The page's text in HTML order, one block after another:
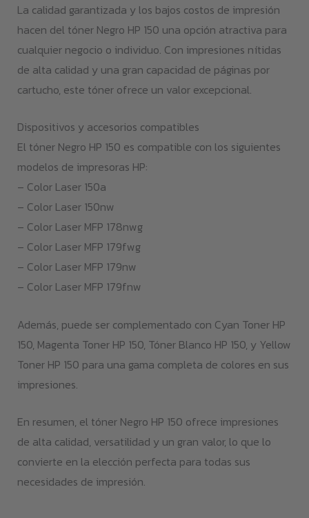
La calidad garantizada y los bajos costos de impresión
hacen del tóner Negro HP 150 una opción atractiva para
cualquier negocio o individuo. Con impresiones nítidas
de alta calidad y una gran capacidad de páginas por
cartucho, este tóner ofrece un valor excepcional.
Dispositivos y accesorios compatibles
El tóner Negro HP 150 es compatible con los siguientes
modelos de impresoras HP:
– Color Laser 150a
– Color Laser 150nw
– Color Laser MFP 178nwg
– Color Laser MFP 179fwg
– Color Laser MFP 179nw
– Color Laser MFP 179fnw
Además, puede ser complementado con Cyan Toner HP
150, Magenta Toner HP 150, Tóner Blanco HP 150, y Yellow
Toner HP 150 para una gama completa de colores en sus
impresiones.
En resumen, el tóner Negro HP 150 ofrece impresiones
de alta calidad, versatilidad y un gran valor, lo que lo
convierte en la elección perfecta para todas sus
necesidades de impresión.